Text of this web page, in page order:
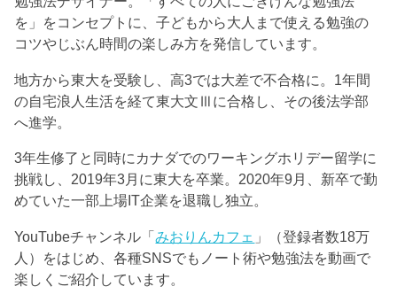
を」をコンセプトに、子どもから大人まで使える勉強の
コツやじぶん時間の楽しみ方を発信しています。
地方から東大を受験し、高3では大差で不合格に。1年間
の自宅浪人生活を経て東大文Ⅲに合格し、その後法学部
へ進学。
3年生修了と同時にカナダでのワーキングホリデー留学に
挑戦し、2019年3月に東大を卒業。2020年9月、新卒で勤
めていた一部上場IT企業を退職し独立。
YouTubeチャンネル「みおりんカフェ 」（登録者数18万
人）をはじめ、各種SNSでもノート術や勉強法を動画で
楽しくご紹介しています。